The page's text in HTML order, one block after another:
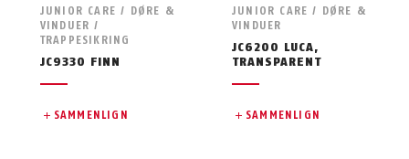
JUNIOR CARE / DØRE &
VINDUER /
TRAPPESIKRING
JC9330 FINN
SAMMENLIGN
JUNIOR CARE / DØRE &
VINDUER
JC6200 LUCA,
TRANSPARENT
SAMMENLIGN